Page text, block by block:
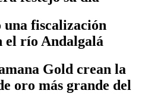
fiscalización
el río Andalgalá
Gold crean la
oro más grande del